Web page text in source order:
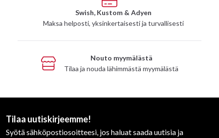
Swish, Kustom & Adyen
Maksa helposti, yksinkertaisesti ja turvallisesti
Nouto myymälästä
Tilaa ja nouda lähimmästä myymälästä
Tilaa uutiskirjeemme!
Syötä sähköpostiosoitteesi, jos haluat saada uutisia ja